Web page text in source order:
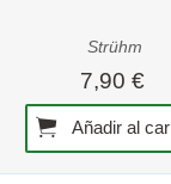
Strühm
7,90 €
Añadir al